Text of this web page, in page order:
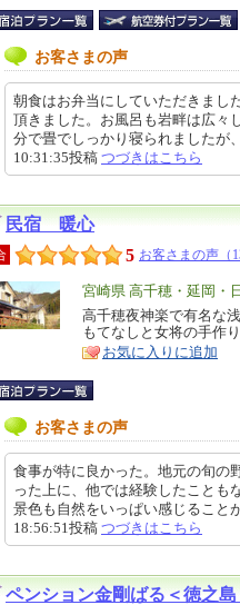
お客さまの声
朝食はお弁当にしていただきまし
頂きました。お風呂も岩畔は広々
分で畳でしっかり寝られました
10:31:35投稿 つづきはこちら
民宿 暖心
5 お客さまの声（
エ
リ
ア
宮崎県 高千穂・延岡・
特
徴
高千穂夜神楽で有名な
もてなしと女将の手作
お気に入りに追加
お客さまの声
食事が特に良かった。地元の旬の
った上に、他では経験したことも
景色も自然をいっぱい感じるこ
18:56:51投稿 つづきはこちら
ペンション金剛ばる＜徳之島